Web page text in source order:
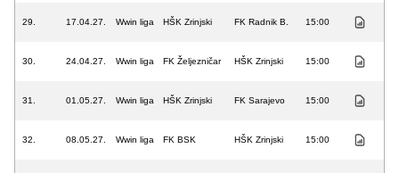
29. 17.04.27. Wwin liga HŠK Zrinjski FK Radnik B. 15:00
30. 24.04.27. Wwin liga FK Željezničar HŠK Zrinjski 15:00
31. 01.05.27. Wwin liga HŠK Zrinjski FK Sarajevo 15:00
32. 08.05.27. Wwin liga FK BSK HŠK Zrinjski 15:00